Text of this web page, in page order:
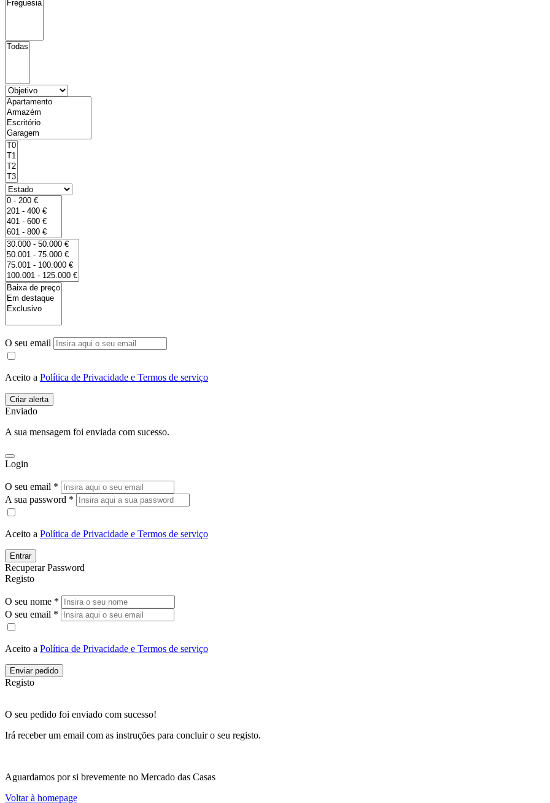
O seu email
Aceito a Política de Privacidade e Termos de serviço
Enviado
A sua mensagem foi enviada com sucesso.
Login
O seu email *
A sua password *
Aceito a Política de Privacidade e Termos de serviço
Entrar
Recuperar Password
Registo
O seu nome *
O seu email *
Aceito a Política de Privacidade e Termos de serviço
Enviar pedido
Registo
O seu pedido foi enviado com sucesso!
Irá receber um email com as instruções para concluir o seu registo.
Aguardamos por si brevemente no Mercado das Casas
Voltar à homepage